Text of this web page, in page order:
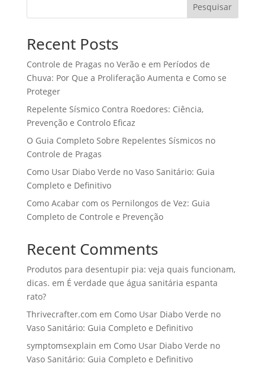
Pesquisar
Recent Posts
Controle de Pragas no Verão e em Períodos de
Chuva: Por Que a Proliferação Aumenta e Como se
Proteger
Repelente Sísmico Contra Roedores: Ciência,
Prevenção e Controlo Eficaz
O Guia Completo Sobre Repelentes Sísmicos no
Controle de Pragas
Como Usar Diabo Verde no Vaso Sanitário: Guia
Completo e Definitivo
Como Acabar com os Pernilongos de Vez: Guia
Completo de Controle e Prevenção
Recent Comments
Produtos para desentupir pia: veja quais funcionam,
dicas. em É verdade que água sanitária espanta
rato?
Thrivecrafter.com em Como Usar Diabo Verde no
Vaso Sanitário: Guia Completo e Definitivo
symptomsexplain em Como Usar Diabo Verde no
Vaso Sanitário: Guia Completo e Definitivo